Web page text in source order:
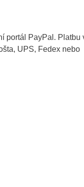
portál PayPal. Platbu
UPS, Fedex nebo